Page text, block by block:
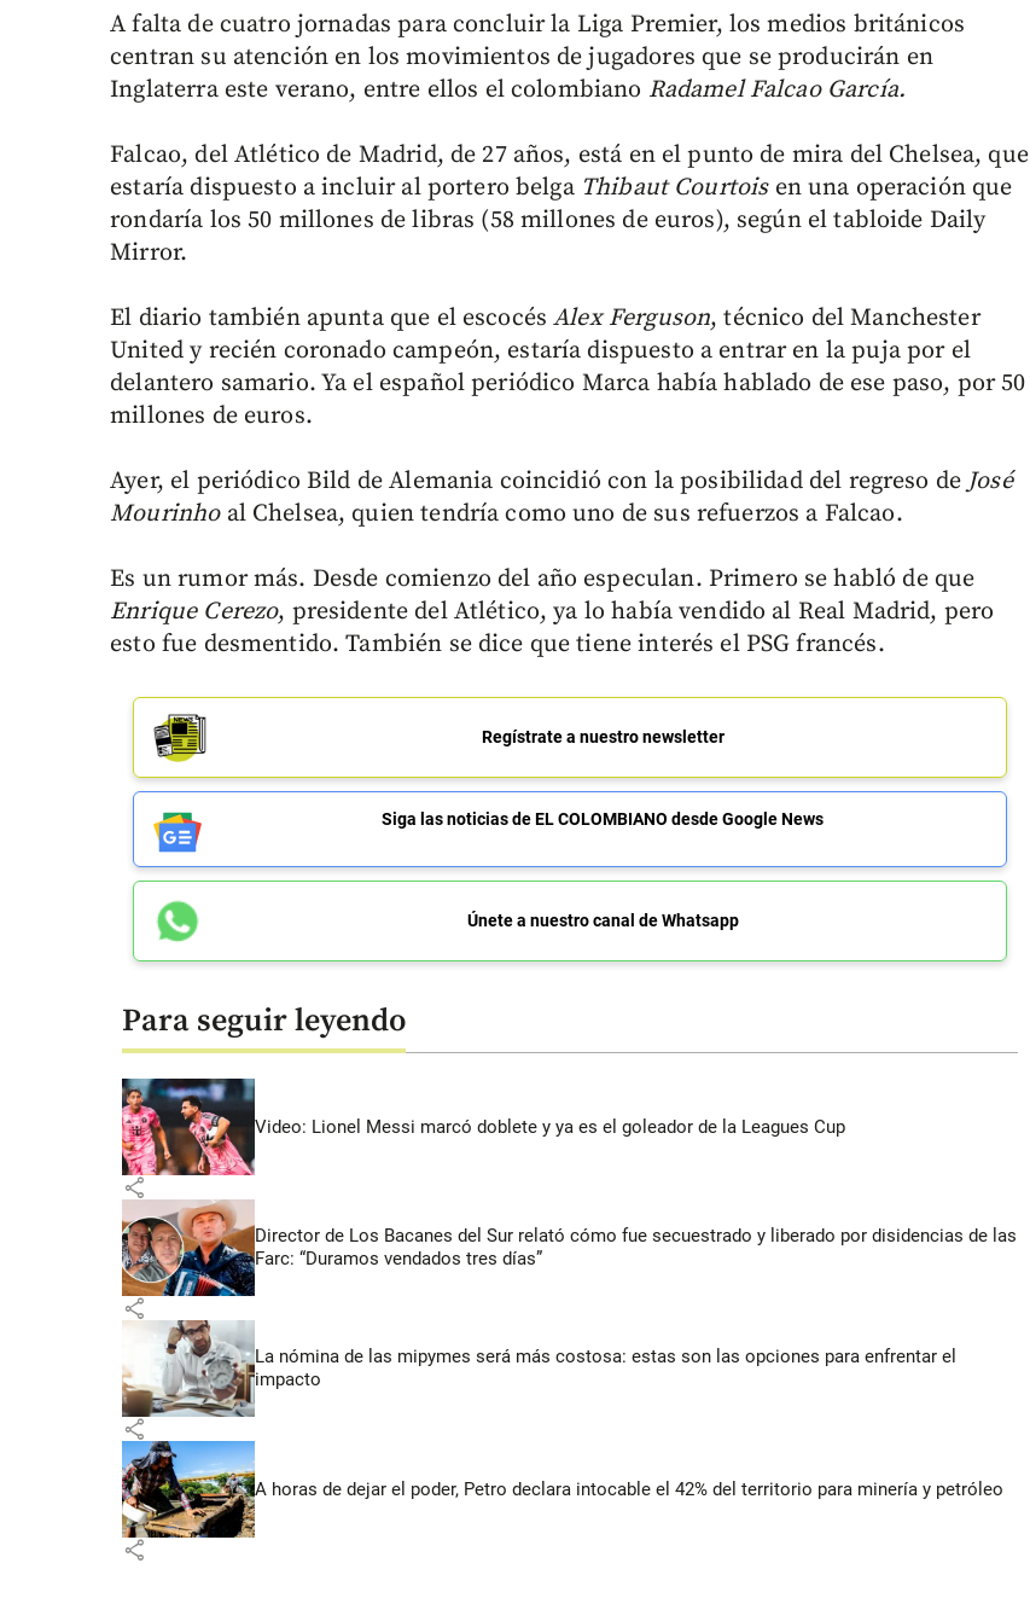
A falta de cuatro jornadas para concluir la Liga Premier, los medios británicos
centran su atención en los movimientos de jugadores que se producirán en
Inglaterra este verano, entre ellos el colombiano Radamel Falcao García.
Falcao, del Atlético de Madrid, de 27 años, está en el punto de mira del Chelsea, que
estaría dispuesto a incluir al portero belgaThibaut Courtoisen una operación que
rondaría los 50 millones de libras (58 millones de euros), según el tabloide Daily
Mirror.
El diario también apunta que el escocésAlex Ferguson, técnico del Manchester
United y recién coronado campeón, estaría dispuesto a entrar en la puja por el
delantero samario. Ya el español periódico Marca había hablado de ese paso, por 50
millones de euros.
Ayer, el periódico Bild de Alemania coincidió con la posibilidad del regreso deJosé
Mourinhoal Chelsea, quien tendría como uno de sus refuerzos a Falcao.
Es un rumor más. Desde comienzo del año especulan. Primero se habló de que
Enrique Cerezo, presidente del Atlético, ya lo había vendido al Real Madrid, pero
esto fue desmentido. También se dice que tiene interés el PSG francés.
Regístrate a nuestro newsletter
Siga las noticias de EL COLOMBIANO desde Google News
Únete a nuestro canal de Whatsapp
Para seguir leyendo
Video: Lionel Messi marcó doblete y ya es el goleador de la Leagues Cup
share
Director de Los Bacanes del Sur relató cómo fue secuestrado y liberado por disidencias de las
Farc: “Duramos vendados tres días”
share
La nómina de las mipymes será más costosa: estas son las opciones para enfrentar el
impacto
share
A horas de dejar el poder, Petro declara intocable el 42% del territorio para minería y petróleo
share